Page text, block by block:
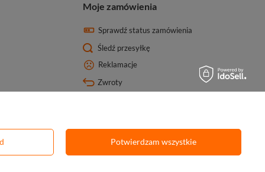
Moje zamówienia
Sprawdź status zamówienia
Śledź przesyłkę
Reklamacje
Zwroty
Potwierdzam wszystkie